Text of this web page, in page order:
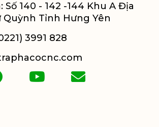
Số 140 - 142 -144 Khu A Địa
Quỳnh Tỉnh Hưng Yên
3991 828